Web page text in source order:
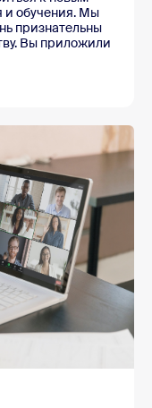
и обучения. Мы
признательны
Вы приложили